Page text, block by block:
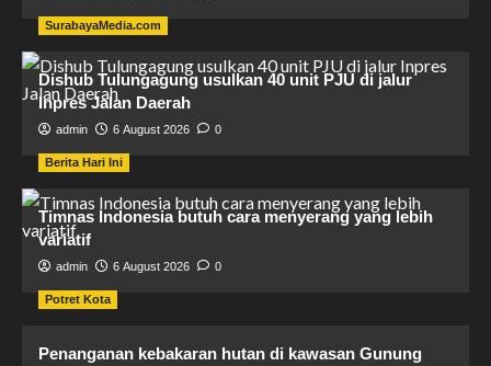
SurabayaMedia.com
Dishub Tulungagung usulkan 40 unit PJU di jalur
Inpres Jalan Daerah
admin 6 August 2026 0
Berita Hari Ini
Timnas Indonesia butuh cara menyerang yang lebih
variatif
admin 6 August 2026 0
Potret Kota
Penanganan kebakaran hutan di kawasan Gunung